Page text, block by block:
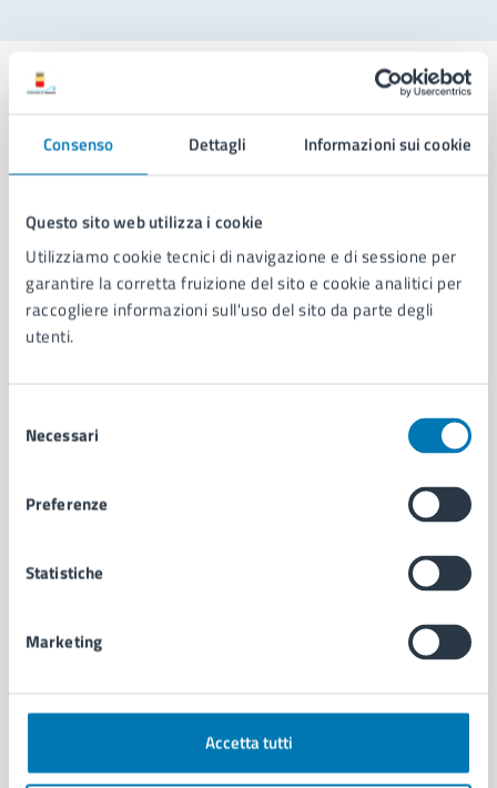
Consenso Dettagli Informazioni sui cookie
Questo sito web utilizza i cookie
Utilizziamo cookie tecnici di navigazione e di sessione per
garantire la corretta fruizione del sito e cookie analitici per
raccogliere informazioni sull'uso del sito da parte degli
utenti.
delNecessari
Preferenze
Statistiche
Marketing
Accetta tutti
Comune di Napoli
AMMINISTRAZIONE
Aree amministrative
Organi di governo
Municipalità
Uffici
Personale amministrativo
Documenti e dati
Ambiente
Autorizzazioni
Educazione e formazione
Giustizia e sicurezza pubblica
Imprese e commercio